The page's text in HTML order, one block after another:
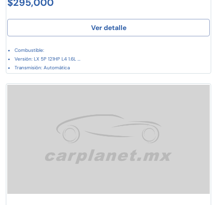
Ver detalle
Combustible:
Versión: LX 5P 121HP L4 1.6L ...
Transmisión: Automática